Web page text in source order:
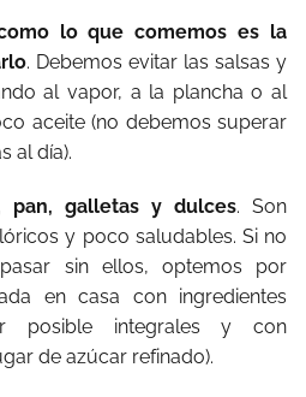
lo que comemos es la
. Debemos evitar las salsas y
al vapor, a la plancha o al
aceite (no debemos superar
al día).
pan, galletas y dulces. Son
y poco saludables. Si no
sin ellos, optemos por
en casa con ingredientes
posible integrales y con
de azúcar refinado).